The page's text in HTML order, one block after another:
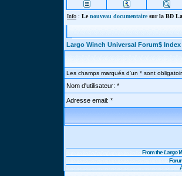
Info : Lenouveau documentairesur la BD
Largo Winch Universal Forum$
Les champs marqués d'un * sont
Nom d'utilisateur: *
Adresse email: *
From theLargo